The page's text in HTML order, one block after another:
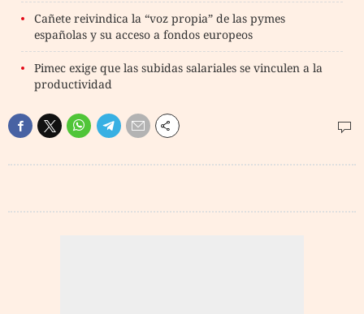
Cañete reivindica la “voz propia” de las pymes
españolas y su acceso a fondos europeos
Pimec exige que las subidas salariales se vinculen a la
productividad